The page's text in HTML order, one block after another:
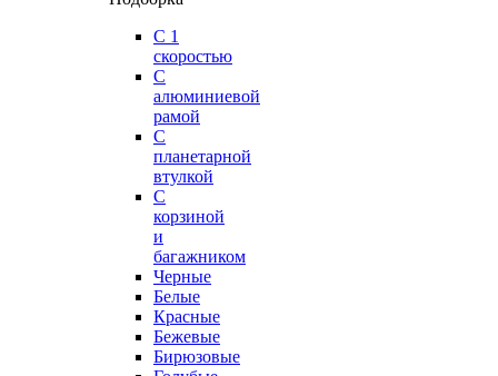
С 1
скоростью
С
алюминиевой
рамой
С
планетарной
втулкой
С
корзиной
и
багажником
Черные
Белые
Красные
Бежевые
Бирюзовые